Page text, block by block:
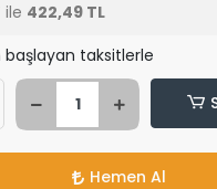
ile 422,49 TL
başlayan taksitlerle
Hemen Al